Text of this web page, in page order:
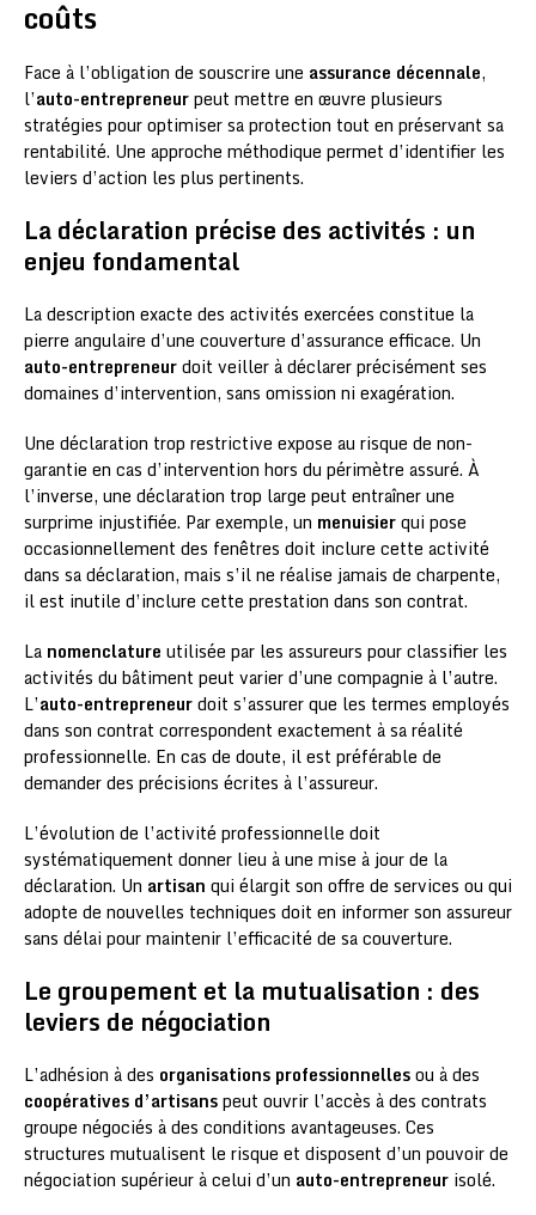
coûts
Face à l’obligation de souscrire une assurance décennale,
l’auto-entrepreneurpeut mettre en œuvre plusieurs
stratégies pour optimiser sa protection tout en préservant sa
rentabilité. Une approche méthodique permet d’identifier les
leviers d’action les plus pertinents.
La déclaration précise des activités : un
enjeu fondamental
La description exacte des activités exercées constitue la
pierre angulaire d’une couverture d’assurance efficace. Un
auto-entrepreneurdoit veiller à déclarer précisément ses
domaines d’intervention, sans omission ni exagération.
Une déclaration trop restrictive expose au risque de non-
garantie en cas d’intervention hors du périmètre assuré. À
l’inverse, une déclaration trop large peut entraîner une
surprime injustifiée. Par exemple, un menuisierqui pose
occasionnellement des fenêtres doit inclure cette activité
dans sa déclaration, mais s’il ne réalise jamais de charpente,
il est inutile d’inclure cette prestation dans son contrat.
La nomenclature utilisée par les assureurs pour classifier les
activités du bâtiment peut varier d’une compagnie à l’autre.
L’auto-entrepreneurdoit s’assurer que les termes employés
dans son contrat correspondent exactement à sa réalité
professionnelle. En cas de doute, il est préférable de
demander des précisions écrites à l’assureur.
L’évolution de l’activité professionnelle doit
systématiquement donner lieu à une mise à jour de la
déclaration. Un artisan qui élargit son offre de services ou qui
adopte de nouvelles techniques doit en informer son assureur
sans délai pour maintenir l’efficacité de sa couverture.
Le groupement et la mutualisation : des
leviers de négociation
L’adhésion à des organisations professionnellesou à des
coopératives d’artisanspeut ouvrir l’accès à des contrats
groupe négociés à des conditions avantageuses. Ces
structures mutualisent le risque et disposent d’un pouvoir de
négociation supérieur à celui d’un auto-entrepreneur isolé.